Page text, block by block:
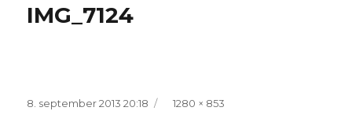
IMG_7124
Postitatud
8. september 2013 20:18 Täissuurus
1280 × 853